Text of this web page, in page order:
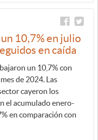
10,7% en julio
en caída
un 10,7% con
de 2024. Las
cayeron los
el acumulado enero-
en comparación con